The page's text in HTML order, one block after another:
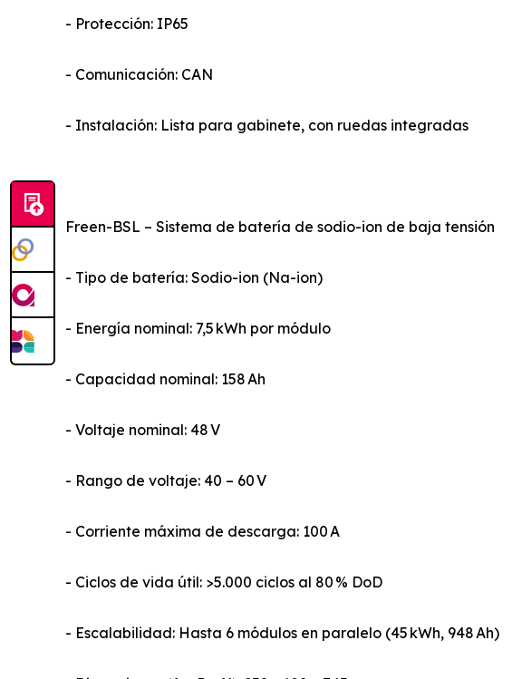
- Protección: IP65
- Comunicación: CAN
- Instalación: Lista para gabinete, con ruedas integradas
Freen-BSL – Sistema de batería de sodio-ion de baja tensión
- Tipo de batería: Sodio-ion (Na-ion)
- Energía nominal: 7,5 kWh por módulo
- Capacidad nominal: 158 Ah
- Voltaje nominal: 48 V
- Rango de voltaje: 40 – 60 V
- Corriente máxima de descarga: 100 A
- Ciclos de vida útil: >5.000 ciclos al 80 % DoD
- Escalabilidad: Hasta 6 módulos en paralelo (45 kWh, 948 Ah)